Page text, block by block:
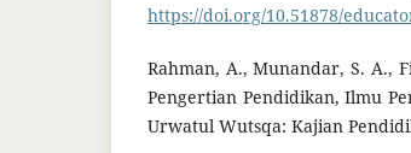
https://doi.org/10.51878/
Rahman, A., Munandar, S. A.,
Pengertian Pendidikan, Ilmu
Urwatul Wutsqa: Kajian